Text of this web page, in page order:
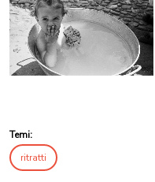
Temi:
ritratti